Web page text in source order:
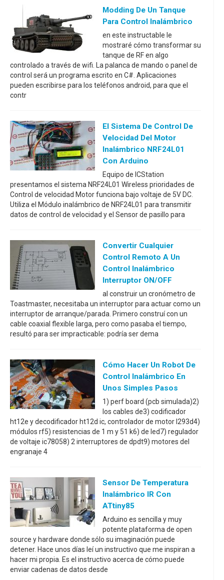
Modding De Un Tanque
Para Control Inalámbrico
en este instructable le
mostraré cómo transformar su
tanque de RF en algo
controlado a través de wifi. La palanca de mando o panel de
control será un programa escrito en C#. Aplicaciones
pueden escribirse para los teléfonos android, para que el
contr
El Sistema De Control De
Velocidad Del Motor
Inalámbrico NRF24L01
Con Arduino
Equipo de ICStation
presentamos el sistema NRF24L01 Wireless prioridades de
Control de velocidad Motor funciona bajo voltaje de 5V DC.
Utiliza el Módulo inalámbrico de NRF24L01 para transmitir
datos de control de velocidad y el Sensor de pasillo para
Convertir Cualquier
Control Remoto A Un
Control Inalámbrico
Interruptor ON/OFF
al construir un cronómetro de
Toastmaster, necesitaba un interruptor para actuar como un
interruptor de arranque/parada. Primero construí con un
cable coaxial flexible larga, pero como pasaba el tiempo,
resultó para ser impracticable: podría ser dema
Cómo Hacer Un Robot De
Control Inalámbrico En
Unos Simples Pasos
1) perf board (pcb simulada)2)
los cables de3) codificador
ht12e y decodificador ht12d ic, controlador de motor l293d4)
módulos rf5) resistencias de 1 m y 51 k6) de led7) regulador
de voltaje ic78058) 2 interruptores de dpdt9) motores del
engranaje 4
Sensor De Temperatura
Inalámbrico IR Con
ATtiny85
Arduino es sencilla y muy
potente plataforma de open
source y hardware donde sólo su imaginación puede
detener. Hace unos días leí un instructivo que me inspiran a
hacer mi propia. Es el instructivo acerca de cómo puede
enviar cadenas de datos desde